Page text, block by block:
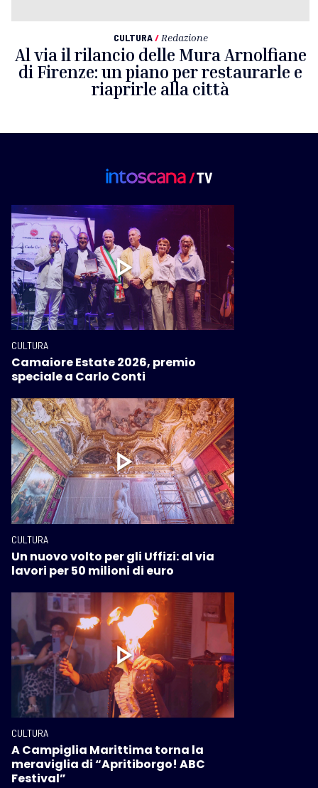
CULTURA / Redazione
Al via il rilancio delle Mura Arnolfiane
di Firenze: un piano per restaurarle e
riaprirle alla città
CULTURA
Camaiore Estate 2026, premio
speciale a Carlo Conti
CULTURA
Un nuovo volto per gli Uffizi: al via
lavori per 50 milioni di euro
CULTURA
A Campiglia Marittima torna la
meraviglia di “Apritiborgo! ABC
Festival”